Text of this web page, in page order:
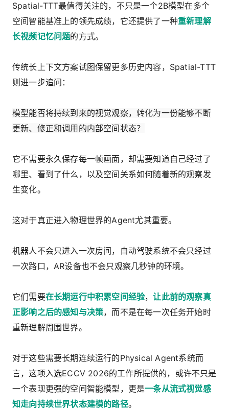
Spatial-TTT最值得关注的，不只是一个2B模型在多个
空间智能基准上的领先成绩，它还提供了一种重新理解
长视频记忆问题的方式。
传统长上下文方案试图保留更多历史内容，Spatial-TTT
则进一步追问：
模型能否将持续到来的视觉观察，转化为一份能够不断
更新、修正和调用的内部空间状态？
它不需要永久保存每一帧画面，却需要知道自己经过了
哪里、看到了什么，以及空间关系如何随着新的观察发
生变化。
这对于真正进入物理世界的Agent尤其重要。
机器人不会只进入一次房间，自动驾驶系统不会只经过
一次路口，AR设备也不会只观察几秒钟的环境。
它们需要在长期运行中积累空间经验，让此前的观察真
正影响之后的感知与决策，而不是在每一次任务开始时
重新理解周围世界。
对于这些需要长期连续运行的Physical Agent系统而
言，这项入选ECCV 2026的工作所提供的，或许不只是
一个表现更强的空间智能模型，更是一条从流式视觉感
知走向持续世界状态建模的路径。